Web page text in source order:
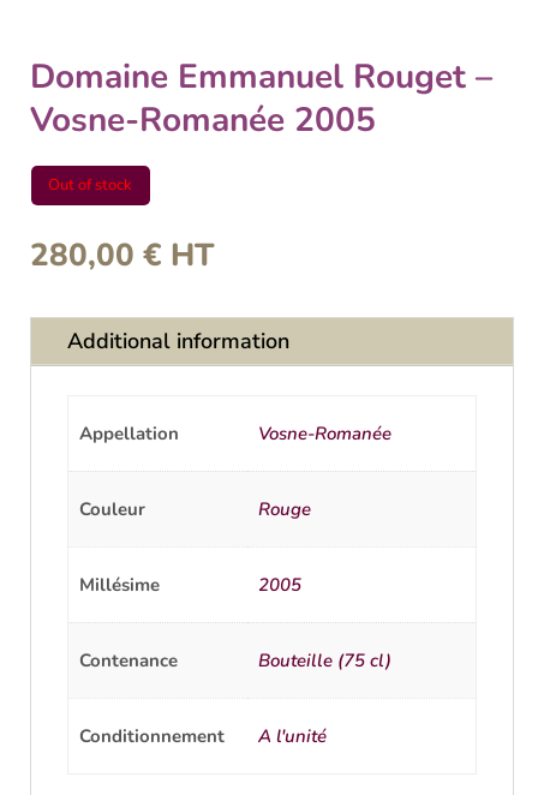
Domaine Emmanuel Rouget –
Vosne-Romanée 2005
Out of stock
280,00 € HT
Additional information
Appellation Vosne-Romanée
Couleur Rouge
Millésime 2005
Contenance Bouteille (75 cl)
Conditionnement A l'unité